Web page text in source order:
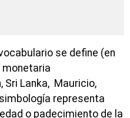
se define (en
monetaria
Sri Lanka, Mauricio,
representa
o padecimiento de la